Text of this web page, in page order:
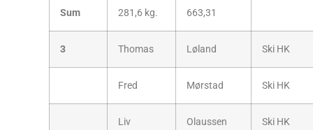
Sum 281,6 kg. 663,31
3 Thomas Løland Ski HK
Fred Mørstad Ski HK
Liv Olaussen Ski HK